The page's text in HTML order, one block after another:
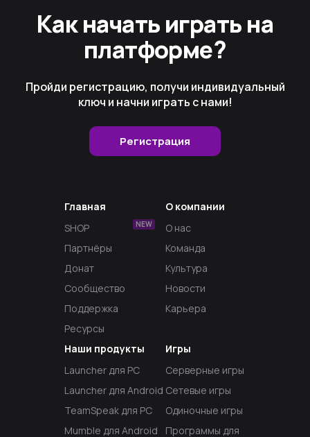
Как начать играть на
платформе?
Пройди регистрацию, получи индивидуальный
ключ и начни играть с нами!
Регистрация
Главная
SHOP
NEW
Партнёры
Донат
Сообщество
Поддержка
Ресурсы
Наши продукты
Launcher для PC
Launcher для Android
TeamSpeak для PC
Mumble для Android
Игры
Серверные игры
Сетевые игры
Одиночные игры
Программы для
О компании
О нас
Команда
Культура
Новости
Карьера